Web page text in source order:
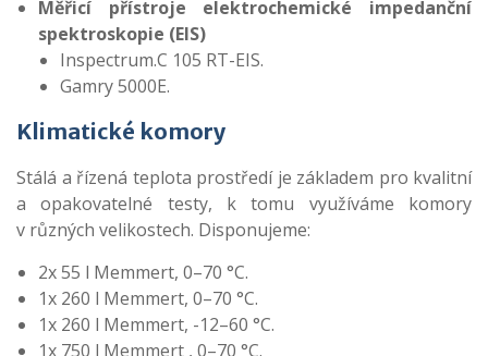
Měřicí přístroje elektrochemické impedanční
spektroskopie (EIS)
Inspectrum.C 105 RT-EIS.
Gamry 5000E.
Klimatické komory
Stálá a řízená teplota prostředí je základem pro kvalitní
a opakovatelné testy, k tomu využíváme komory
v různých velikostech. Disponujeme:
2x 55 l Memmert, 0–70 °C.
1x 260 l Memmert, 0–70 °C.
1x 260 l Memmert, -12–60 °C.
1x 750 l Memmert , 0–70 °C.